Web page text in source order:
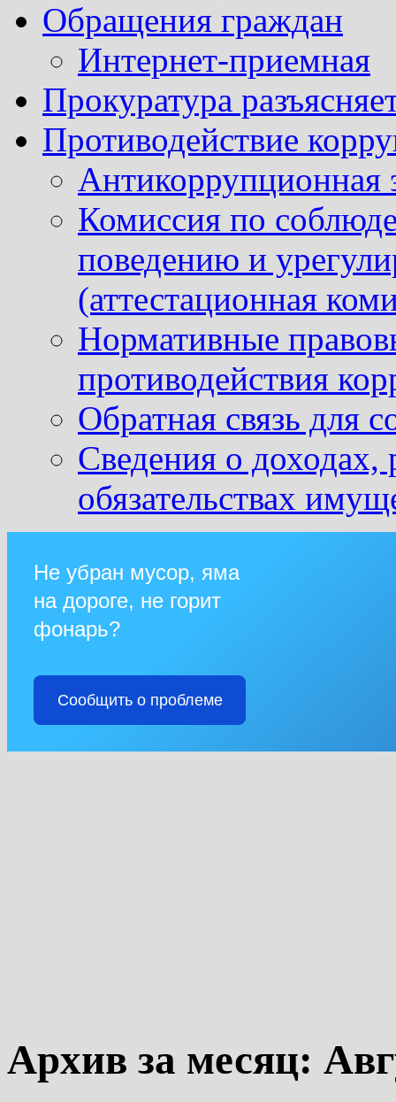
Обращения граждан
Интернет-приемная
Прокуратура
Противодействие
Антикоррупционная
Комиссия по
поведению и
(аттестационная
Нормативные
противодействия
Обратная связь для
Сведения о доходах,
обязательствах
Не убран мусор, яма
на дороге, не горит
фонарь?
Сообщить о проблеме
Архив за месяц: